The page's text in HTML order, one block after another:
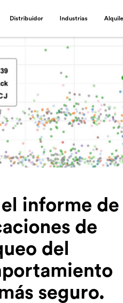
Distribuidor Industrias
informe de
de
del
seguro.